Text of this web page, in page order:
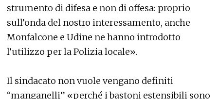
strumento di difesa e non di offesa: proprio
sull’onda del nostro interessamento, anche
Monfalcone e Udine ne hanno introdotto
l’utilizzo per la Polizia locale».
Il sindacato non vuole vengano definiti
“manganelli” «perché i bastoni estensibili sono